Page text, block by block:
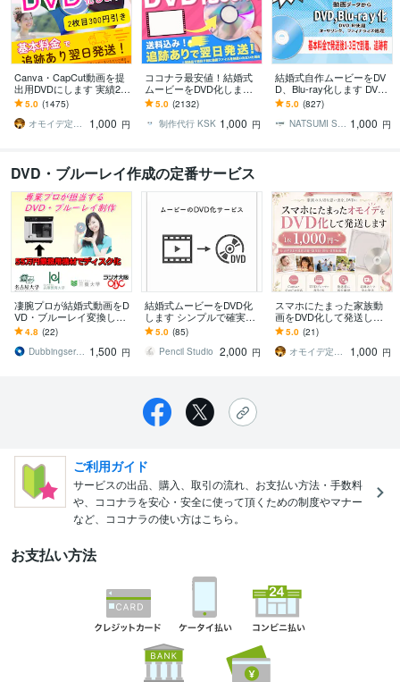
Canva・CapCut動画を提
出用DVDにします 実績2,0
00件｜式場上映対応DVD
化 女性スタッフが対
応！
5.0 (1475)
オモイデ定期便＊SORA
1,000 円
ココナラ最安値！結婚式
ムービーをDVD化します
当日or翌日発送！ケース
有り、送料込み、安心保
証付き
5.0 (2132)
制作代行 KSK 1,000 円
結婚式自作ムービーをDV
D、Blu-ray化します DVD
or Blu-ray化・プラスチッ
クケースで郵送
5.0 (827)
NATSUMI STUDIO 1,000 円
DVD・ブルーレイ作成の定番サービス
凄腕プロが結婚式動画をD
VD・ブルーレイ変換しま
す 年中無休・迅速対応し
ています！
4.8 (22)
Dubbingservice 1,500 円
結婚式ムービーをDVD化
します シンプルで確実な
サービスをご提供します
5.0 (85)
Pencil Studio 2,000 円
スマホにたまった家族動
画をDVD化して発送しま
す オモイデ定期便で大切
な思い出を残しません
か？
5.0 (21)
オモイデ定期便＊SORA
1,000 円
ご利用ガイド
サービスの出品、購入、取引の流れ、お支払い方法・手数料
や、ココナラを安心・安全に使って頂くための制度やマナー
など、ココナラの使い方はこちら。
お支払い方法